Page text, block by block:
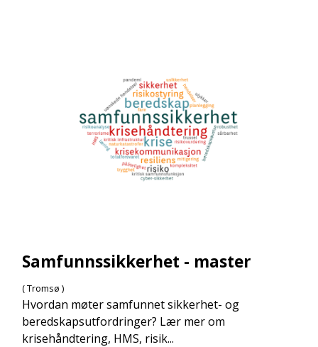
Samfunnssikkerhet - master
( Tromsø )
Hvordan møter samfunnet sikkerhet- og
beredskapsutfordringer? Lær mer om
krisehåndtering, HMS, risik...